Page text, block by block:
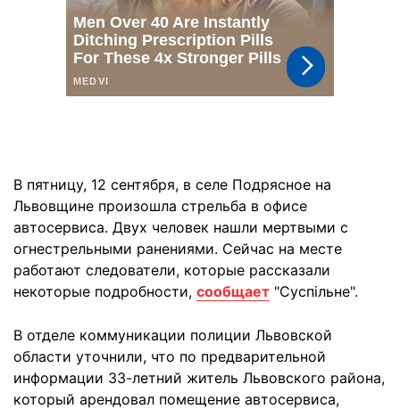
В пятницу, 12 сентября, в селе Подрясное на
Львовщине произошла стрельба в офисе
автосервиса. Двух человек нашли мертвыми с
огнестрельными ранениями. Сейчас на месте
работают следователи, которые рассказали
некоторые подробности, сообщает "Суспільне".
В отделе коммуникации полиции Львовской
области уточнили, что по предварительной
информации 33-летний житель Львовского района,
который арендовал помещение автосервиса,